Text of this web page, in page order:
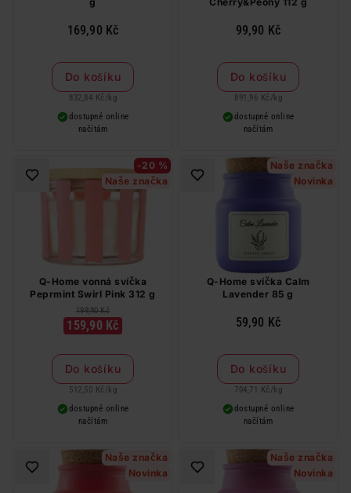
169,90 Kč
Do košíku
832,84 Kč / kg
dostupné online
načítám
99,90 Kč
Do košíku
891,96 Kč / kg
dostupné online
načítám
-20 %
Naše značka
Q-Home vonná svíčka
Peprmint Swirl Pink 312 g
199,90 Kč
159,90 Kč
Do košíku
512,50 Kč / kg
dostupné online
načítám
Naše značka
Novinka
Q-Home svíčka Calm
Lavender 85 g
59,90 Kč
Do košíku
704,71 Kč / kg
dostupné online
načítám
Naše značka
Novinka
Naše značka
Novinka